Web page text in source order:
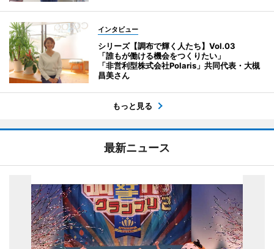
インタビュー
シリーズ【調布で輝く人たち】Vol.03
「誰もが働ける機会をつくりたい」
「非営利型株式会社Polaris」共同代表・大槻
昌美さん
もっと見る
最新ニュース